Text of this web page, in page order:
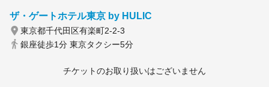
ザ・ゲートホテル東京 by HULIC
東京都千代田区有楽町2-2-3
銀座徒歩1分 東京タクシー5分
チケットのお取り扱いはございません